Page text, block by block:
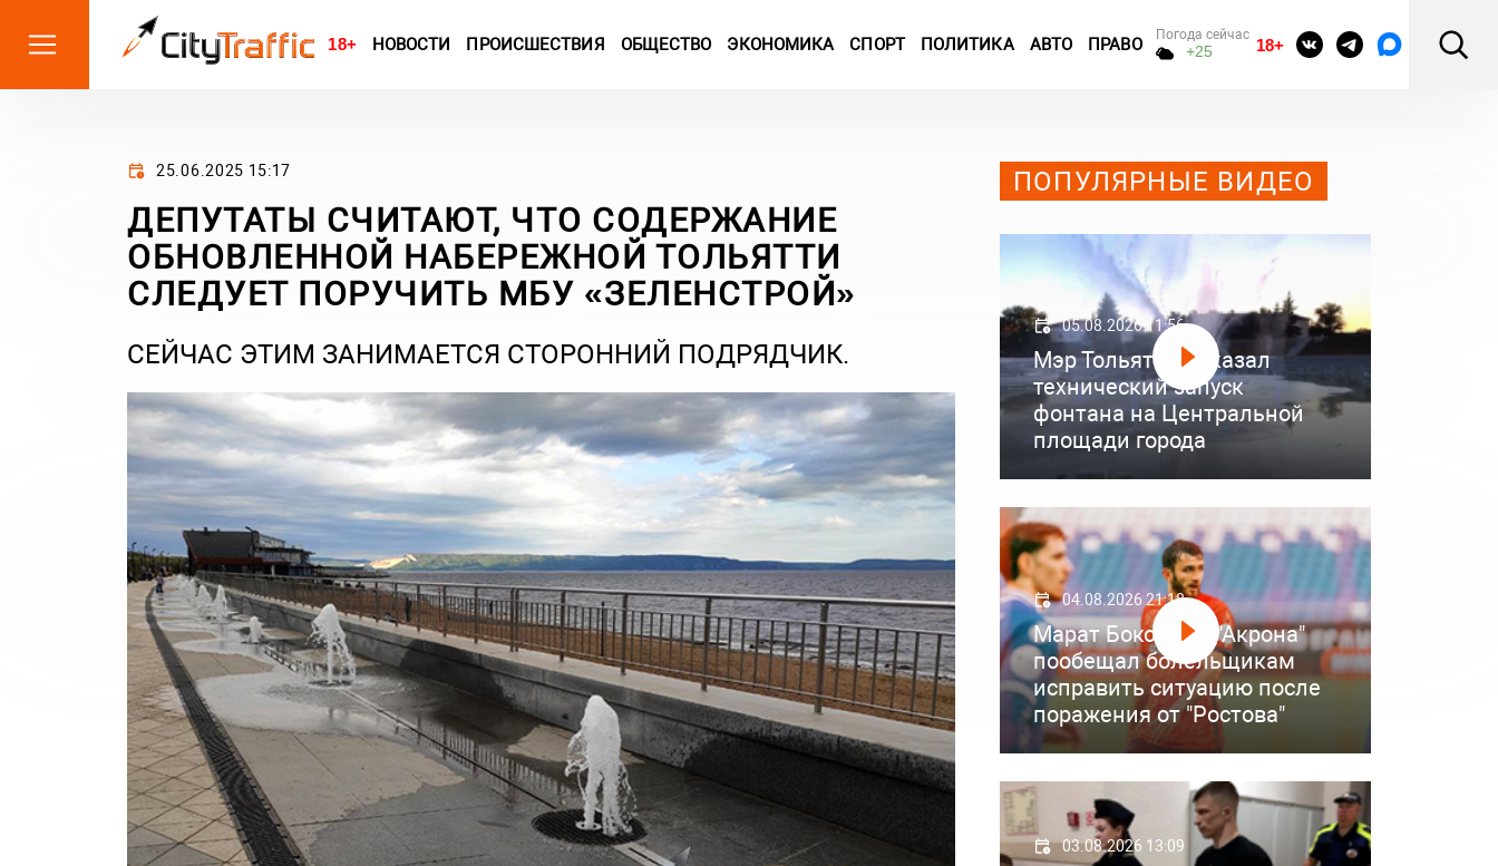
18+ НОВОСТИ ПРОИСШЕСТВИЯ ОБЩЕСТВО ЭКОНОМИКА СПОРТ ПОЛИТИКА АВТО ПРАВО Погода сейчас
+25 18+
25.06.2025 15:17
ДЕПУТАТЫ СЧИТАЮТ, ЧТО СОДЕРЖАНИЕ
ОБНОВЛЕННОЙ НАБЕРЕЖНОЙ ТОЛЬЯТТИ
СЛЕДУЕТ ПОРУЧИТЬ МБУ «ЗЕЛЕНСТРОЙ»
СЕЙЧАС ЭТИМ ЗАНИМАЕТСЯ СТОРОННИЙ ПОДРЯДЧИК.
ПОПУЛЯРНЫЕ ВИДЕО
05.08.2026 11:56
Мэр Тольятти показал
технический запуск
фонтана на Центральной
площади города
04.08.2026 21:18
Марат Бокоев из "Акрона"
пообещал болельщикам
исправить ситуацию после
поражения от "Ростова"
03.08.2026 13:09